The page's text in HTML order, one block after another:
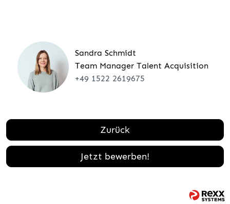
Sandra Schmidt
Team Manager Talent Acquisition
+49 1522 2619675
Zurück
Jetzt bewerben!